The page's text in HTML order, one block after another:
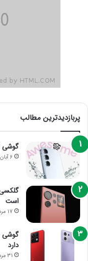
پربازدیدترین مطالب
گوشی Galaxy A56 با دوربین بهتر همراه است
6 آبان 1403
است
17 مرداد 1403
دارد
31 مرداد 1403